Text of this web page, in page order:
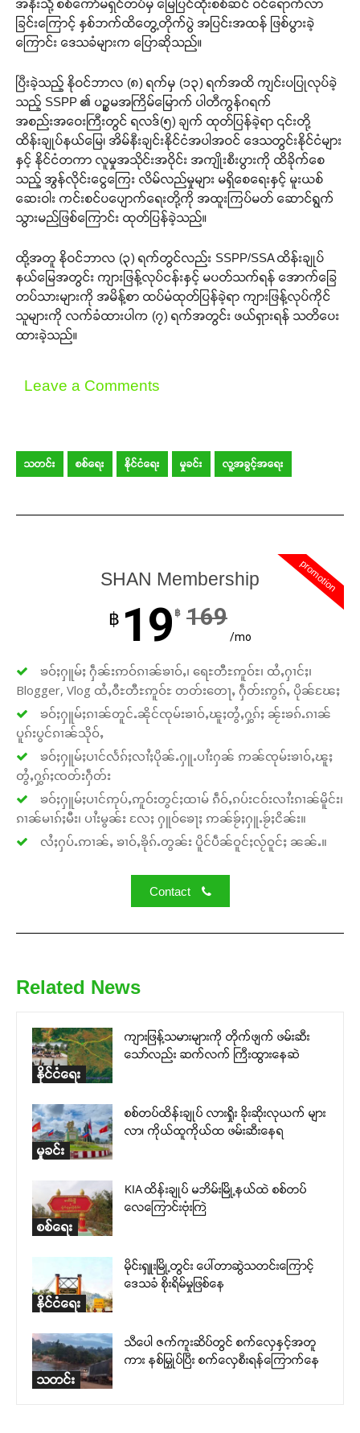
အနီးသို့ စစ်ကော်မရှင်တပ်မှ မြေပြင်ထိုးစစ်ဆင် ဝင်ရောက်လာ
ခြင်းကြောင့် နှစ်ဘက်ထိတွေ့တိုက်ပွဲ အပြင်းအထန် ဖြစ်ပွားခဲ့
ကြောင်း ဒေသခံများက ပြောဆိုသည်။
ပြီးခဲ့သည့် နိုဝင်ဘာလ (၈) ရက်မှ (၁၃) ရက်အထိ ကျင်းပပြုလုပ်ခဲ့
သည့် SSPP ၏ ပဉ္စမအကြိမ်မြောက် ပါတီကွန်ဂရက်
အစည်းအဝေးကြီးတွင် ရလဒ်(၅) ချက် ထုတ်ပြန်ခဲ့ရာ ၎င်းတို့
ထိန်းချုပ်နယ်မြေ၊ အိမ်နီးချင်းနိုင်ငံအပါအဝင် ဒေသတွင်းနိုင်ငံများ
နှင့် နိုင်ငံတကာ လူမှုအသိုင်းအဝိုင်း အကျိုးစီးပွားကို ထိခိုက်စေ
သည့် အွန်လိုင်းငွေကြေး လိမ်လည်မှုများ မရှိစေရေးနှင့် မူးယစ်
ဆေးဝါး ကင်းစင်ပပျောက်ရေးတို့ကို အထူးကြပ်မတ် ဆောင်ရွက်
သွားမည်ဖြစ်ကြောင်း ထုတ်ပြန်ခဲ့သည်။
ထို့အတူ နိုဝင်ဘာလ (၃) ရက်တွင်လည်း SSPP/SSA ထိန်းချုပ်
နယ်မြေအတွင်း ကျားဖြန့်လုပ်ငန်းနှင့် မပတ်သက်ရန် အောက်ခြေ
တပ်သားများကို အမိန့်စာ ထပ်မံထုတ်ပြန်ခဲ့ရာ ကျားဖြန့်လုပ်ကိုင်
သူများကို လက်ခံထားပါက (၇) ရက်အတွင်း ဖယ်ရှားရန် သတိပေး
ထားခဲ့သည်။
Leave a Comments
သတင်း စစ်ရေး နိုင်ငံရေး မှုခင်း လူ့အခွင့်အရေး
promotion
SHAN Membership
฿ 19 ฿ 169
/mo
ၶဝ်ႈႁူမ်ႈ ႁဵၼ်းဢဝ်ၵၢၼ်ၶၢဝ်ႇ၊ ရေႊတီႊဢူဝ်ႊ၊ ထႆႇႁၢင်ႈ၊
Blogger, Vlog ထႆႇဝီႊတီႊဢူဝ်ႊ တတ်းတေႃႇ ႁဵတ်းဢွၵ်ႇ ပိုၼ်ၽႄႈ
ၶဝ်ႈႁူမ်ႈၵၢၼ်တူင်ႉၼိုင်ၸုမ်းၶၢဝ်ႇၽူႈတွႆႇႁွၵ်ႈ ၼႂ်းၶၵ်ႉၵၢၼ်
ပူၵ်းပွင်ၵၢၼ်သိုဝ်ႇ
ၶဝ်ႈႁူမ်ႈပၢင်လႅၵ်ႈလၢႆႈပိုၼ်ႉႁူႉပၢႆးႁၼ် ဢၼ်ၸုမ်းၶၢဝ်ႇၽူႈ
တွႆႇႁွၵ်ႈၸတ်းႁဵတ်း
ၶဝ်ႈႁူမ်ႈပၢင်ဢုပ်ႇဢူဝ်းတွင်ႈထၢမ် ၵဵဝ်ႇၵပ်းငဝ်းလၢႆးၵၢၼ်မိူင်း၊
ၵၢၼ်မၢၵ်ႈမီး၊ ပၢႆးမွၼ်း လႄႈ ႁူဝ်ၶေႃႈ ဢၼ်ၶႂ်ႈႁူႉၶႂ်ႈငိၼ်း။
လႆႈႁပ်ႉဢၢၼ်ႇ ၶၢဝ်ႇၶိုၵ်ႉတွၼ်း ပိူင်ပဵၼ်ဝူင်ႈလႂ်ဝူင်ႈ ၼၼ်ႉ။
Contact
Related News
နိုင်ငံရေး
ကျားဖြန့်သမားများကို တိုက်ဖျက် ဖမ်းဆီး
သော်လည်း ဆက်လက် ကြီးထွားနေဆဲ
မှုခင်း
စစ်တပ်ထိန်းချုပ် လားရှိုး ခိုးဆိုးလုယက် များ
လာ၊ ကိုယ်ထူကိုယ်ထ ဖမ်းဆီးနေရ
စစ်ရေး
KIA ထိန်းချုပ် မဘိမ်းမြို့နယ်ထဲ စစ်တပ်
လေကြောင်းဗုံးကြဲ
နိုင်ငံရေး
မိုင်းရှူးမြို့တွင်း ပေါ်တာဆွဲသတင်းကြောင့်
ဒေသခံ စိုးရိမ်မှုဖြစ်နေ
သတင်း
သီပေါ ဇက်ကူးဆိပ်တွင် စက်လှေနှင့်အတူ
ကား နစ်မြှုပ်ပြီး စက်လှေစီးရန်ကြောက်နေ